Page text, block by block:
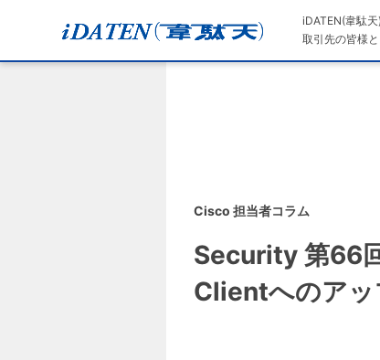
iDATEN(韋駄
取引先の皆様
Cisco 担当者コラム
Security 第66
Clientへのアッ